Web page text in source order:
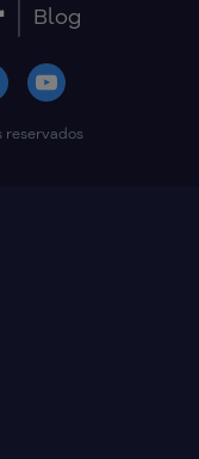
Blog
reservados